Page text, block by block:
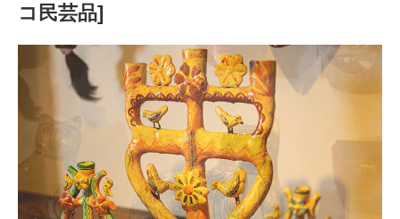
コ民芸品]